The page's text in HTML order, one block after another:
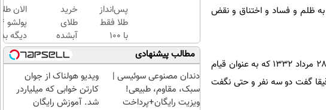
ظلم و فساد و اختناق و نقض
یادمان باشد کمتر از سه ماه قبل از آن و در کنفرانس مطبوعاتی به مناسبت سالگرد کودتای 28 مرداد 1332 که به عنوان قیام
گفت دو سه نفر و حتی نگفت
راحت)
چربی
میسوزونی
🧨
بی‌بهره
پس‌انداز
طلا فقط
با ۱۰۰
هزارتومان
(امن و
راحت)
خرید
طلای
آبشده
حتی با
۱۰۰هزارتومان
الان
دیگه
طلا با
بی‌بهره
مطالب پیشنهادی
دندان مصنوعی سوئیسی |
سبک، مقاوم، طبیعی!
ویزیت رایگان+پرداخت
ویدیو هولناک از جوان
کارتن خوابی که میلیاردر
شد. آموزش رایگان